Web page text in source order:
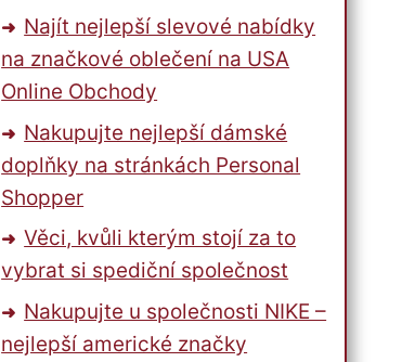
Najít nejlepší slevové nabídky
na značkové oblečení na USA
Online Obchody
Nakupujte nejlepší dámské
doplňky na stránkách Personal
Shopper
Věci, kvůli kterým stojí za to
vybrat si spediční společnost
Nakupujte u společnosti NIKE –
nejlepší americké značky